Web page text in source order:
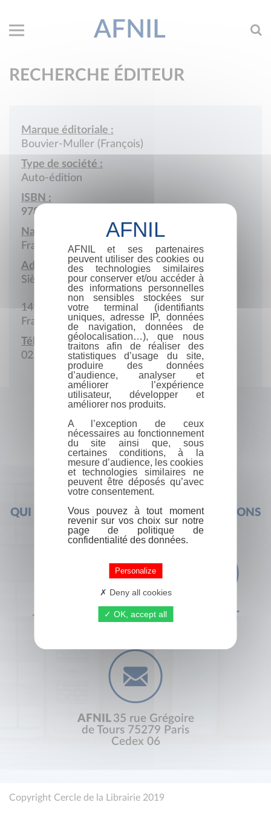
AFNIL
RECHERCHE ÉDITEUR
Marque éditoriale :
Bouvier-Muller (François)
Type de société :
Auto-édition
ISBN :
978-2-9506676
Nationalité :
France
Adresse :
Siège social
14230 Neuilly-la-Forêt
France
Téléphone :
02.31.22.82.05
QUI SOMMES-NOUS ? FOIRE AUX QUESTIONS
+33 (0) 1 44 41 29 19 CONTACT
AFNIL 35 rue Grégoire
de Tours 75279 Paris
Cedex 06
Copyright Cercle de la Librairie 2019
AFNIL et ses partenaires
peuvent utiliser des cookies ou
des technologies similaires
pour conserver et/ou accéder à
des informations personnelles
non sensibles stockées sur
votre terminal (identifiants
uniques, adresse IP, données
de navigation, données de
géolocalisation…), que nous
traitons afin de réaliser des
statistiques d’usage du site,
produire des données
d’audience, analyser et
améliorer l’expérience
utilisateur, développer et
améliorer nos produits.
A l’exception de ceux
nécessaires au fonctionnement
du site ainsi que, sous
certaines conditions, à la
mesure d’audience, les cookies
et technologies similaires ne
peuvent être déposés qu’avec
votre consentement.
Vous pouvez à tout moment
revenir sur vos choix sur notre
page de politique de
confidentialité des données.
Personalize
Deny all cookies
OK, accept all